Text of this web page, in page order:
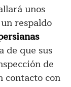
unos
respaldo
de que sus
de
contacto con